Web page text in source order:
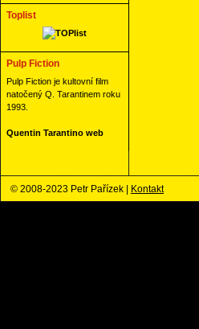
Toplist
Pulp Fiction
Pulp Fiction je kultovní film
natočený Q. Tarantinem roku
1993.
Quentin Tarantino web
© 2008-2023 Petr Pařízek | Kontakt